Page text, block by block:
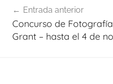
de
entradas
Entrada anterior
Concurso de
Grant – hasta el 4 de